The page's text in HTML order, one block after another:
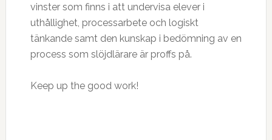
vinster som finns i att undervisa elever i
uthållighet, processarbete och logiskt
tänkande samt den kunskap i bedömning av en
process som slöjdlärare är proffs på.
Keep up the good work!